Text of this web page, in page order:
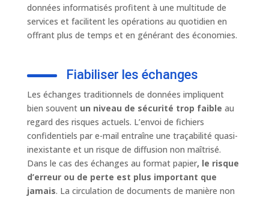
données informatisés profitent à une multitude de
services et facilitent les opérations au quotidien en
offrant plus de temps et en générant des économies.
Fiabiliser les échanges
Les échanges traditionnels de données impliquent
bien souvent un niveau de sécurité trop faible au
regard des risques actuels. L’envoi de fichiers
confidentiels par e-mail entraîne une traçabilité quasi-
inexistante et un risque de diffusion non maîtrisé.
Dans le cas des échanges au format papier, le risque
d’erreur ou de perte est plus important que
jamais. La circulation de documents de manière non